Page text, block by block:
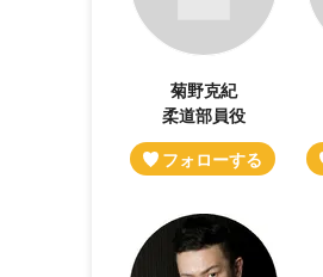
菊野克紀
柔道部員役